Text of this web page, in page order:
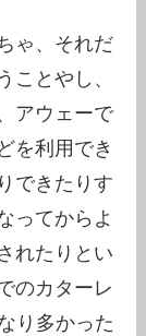
ゃ、それだ
ことやし、
アウェーで
を利用でき
できたりす
ってからよ
れたりとい
のカターレ
り多かった